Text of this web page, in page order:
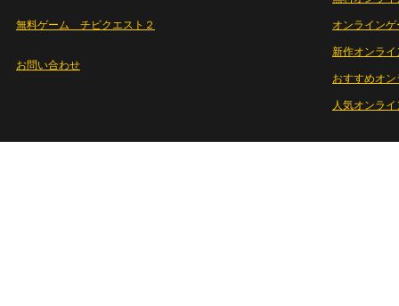
無料ゲーム チビクエスト２
お問い合わせ
オンライン
新作オンライ
おすすめオ
人気オンラ